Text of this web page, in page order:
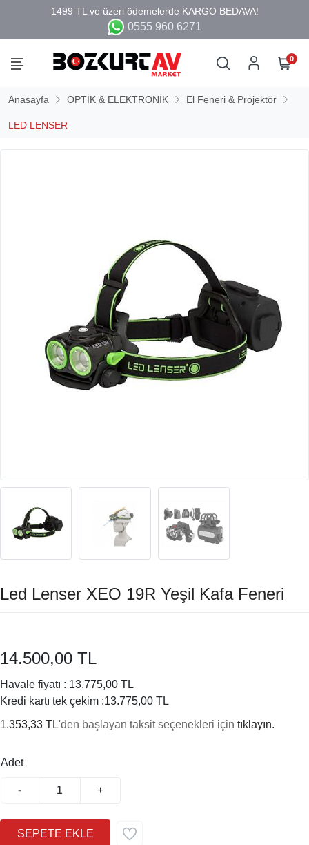
0555 960 6271
0
Anasayfa OPTİK & ELEKTRONİK El Feneri & Projektör
LED LENSER
Led Lenser XEO 19R Yeşil Kafa Feneri
14.500,00 TL
Havale fiyatı : 13.775,00 TL
Kredi kartı tek çekim :13.775,00 TL
1.353,33 TL'den başlayan taksit seçenekleri için tıklayın.
Adet
- +